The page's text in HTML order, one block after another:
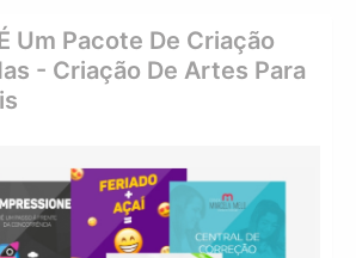
Um Pacote De Criação
- Criação De Artes Para